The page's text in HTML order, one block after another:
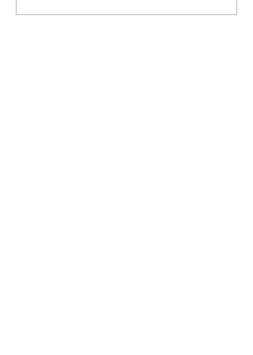
郵件字第1140826號函】常